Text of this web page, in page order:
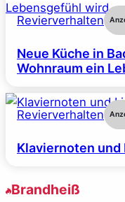
Revierverhalten
Neue Küche in
Wohnraum ein
Revierverhalten
Klaviernoten
Brandheiß